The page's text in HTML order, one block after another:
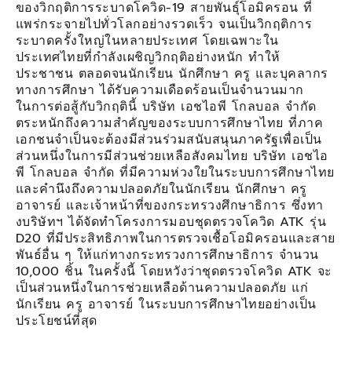
ของวิกฤติการระบาดโควิด-19 สายพันธุ์โอมิครอน ที่
แพร่กระจายไปทั่วโลกอย่างรวดเร็ว จนเป็นวิกฤติการ
ระบาดครั้งใหญ่ในหลายประเทศ โดยเฉพาะใน
ประเทศไทยที่กำลังเผชิญวิกฤติอย่างหนัก ทำให้
ประชาชน ตลอดจนนักเรียน นักศึกษา ครู และบุคลากร
ทางการศึกษา ได้รับความเดือดร้อนเป็นจำนวนมาก
ในการต่อสู้กับวิกฤตินี้ บริษัท เอชไอพี โกลบอล จำกัด
ตระหนักถึงความสำคัญของระบบการศึกษาไทย ที่ภาค
เอกชนจำเป็นจะต้องมีส่วนร่วมสนับสนุนภาครัฐเพื่อเป็น
ส่วนหนึ่งในการมีส่วนช่วยเหลือสังคมไทย บริษัท เอชไอ
พี โกลบอล จำกัด ที่มีความห่วงใยในระบบการศึกษาไทย
และคำนึงถึงความปลอดภัยในนักเรียน นักศึกษา ครู
อาจารย์ และเจ้าหน้าที่ของกระทรวงศึกษาธิการ ซึ่งทา
งบริษัทฯ ได้จัดทำโครงการมอบชุดตรวจโควิด ATK รุ่น
D20 ที่มีประสิทธิภาพในการตรวจเชื้อโอมิครอนและสาย
พันธ์อื่น ๆ ให้แก่ทางกระทรวงการศึกษาธิการ จำนวน
10,000 ชิ้น ในครั้งนี้ โดยหวังว่าชุดตรวจโควิด ATK จะ
เป็นส่วนหนึ่งในการช่วยเหลือด้านความปลอดภัย แก่
นักเรียน ครู อาจารย์ ในระบบการศึกษาไทยอย่างเป็น
ประโยชน์ที่สุด